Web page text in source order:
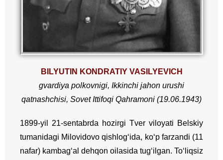
BILYUTIN KONDRATIY VASILYEVICH
gvardiya polkovnigi, Ikkinchi jahon urushi
qatnashchisi, Sovet Ittifoqi Qahramoni (19.06.1943)
1899-yil 21-sentabrda hozirgi Tver viloyati Belskiy
tumanidagi Milovidovo qishlog‘ida, ko‘p farzandi (11
nafar) kambag‘al dehqon oilasida tug‘ilgan. To‘liqsiz